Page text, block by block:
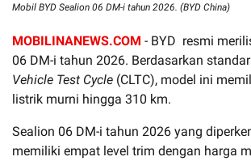
Mobil BYD Sealion 06 DM-i tahun 2026. (BYD China)
MOBILINANEWS.COM - BYD resmi
06 DM-i tahun 2026. Berdasarkan standar
Vehicle Test Cycle (CLTC), model ini
listrik murni hingga 310 km.
Sealion 06 DM-i tahun 2026 yang
memiliki empat level trim dengan harga